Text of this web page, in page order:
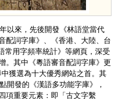
以來，先後開發《林語堂當代
配詞字庫》、《香港、大陸、台
常用字頻率統計》等網頁，深受
。其中《粵語審音配詞字庫》更
獲選為十大優秀網站之首。其
開發的《漢語多功能字庫》，
項重要元素：即「古文字繫